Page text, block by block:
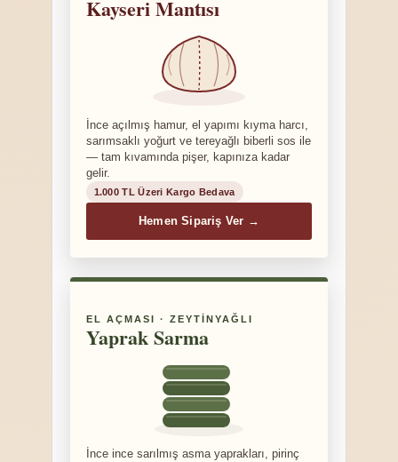
Kayseri Mantısı
İnce açılmış hamur, el yapımı kıyma harcı,
sarımsaklı yoğurt ve tereyağlı biberli sos ile
— tam kıvamında pişer, kapınıza kadar
gelir.
1.000 TL Üzeri Kargo Bedava
Hemen Sipariş Ver →
EL AÇMASI · ZEYTINYAĞLI
Yaprak Sarma
İnce ince sarılmış asma yaprakları, pirinç